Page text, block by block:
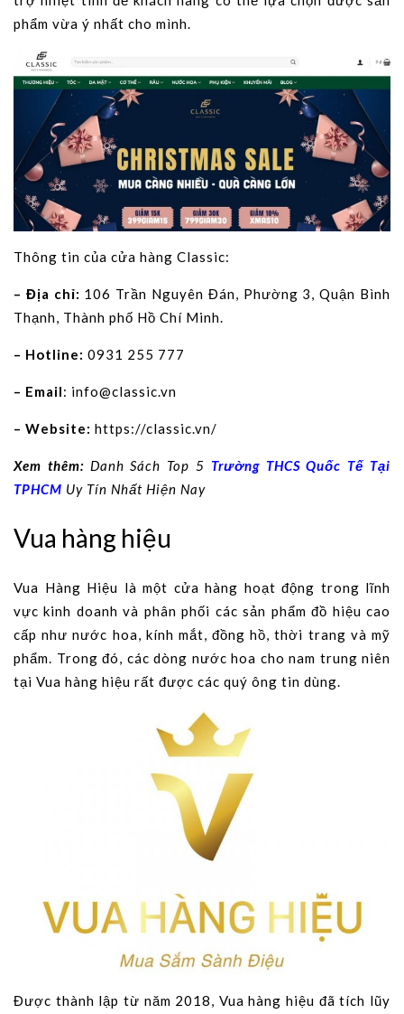
phẩm vừa ý nhất cho mình.
Thông tin của cửa hàng Classic:
– Địa chỉ: 106 Trần Nguyên Đán, Phường 3, Quận Bình
Thạnh, Thành phố Hồ Chí Minh.
– Hotline: 0931 255 777
– Email: info@classic.vn
– Website: https://classic.vn/
Xem thêm: Danh Sách Top 5 Trường THCS Quốc Tế Tại
TPHCM Uy Tín Nhất Hiện Nay
Vua hàng hiệu
Vua Hàng Hiệu là một cửa hàng hoạt động trong lĩnh
vực kinh doanh và phân phối các sản phẩm đồ hiệu cao
cấp như nước hoa, kính mắt, đồng hồ, thời trang và mỹ
phẩm. Trong đó, các dòng nước hoa cho nam trung niên
tại Vua hàng hiệu rất được các quý ông tin dùng.
Được thành lập từ năm 2018, Vua hàng hiệu đã tích lũy